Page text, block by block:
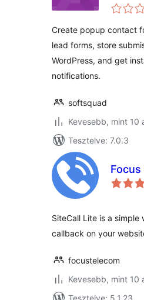
Forms
Create popup contact
lead forms, store
WordPress, and get
notifications.
softsquad
Kevesebb, mint 10
Tesztelve: 7.0.3
Focus
SiteCall Lite is a simple
callback on your
focustelecom
Kevesebb, mint 10
Tesztelve: 5.1.23